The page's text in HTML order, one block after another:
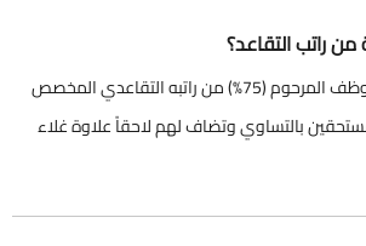
راتب التقاعد؟
يستحق افراد عائلة الموظف المرحوم (75%) من راتبه التقاعدي المخصص
بالتساوي وتضاف لهم لاحقاً علاوة غلاء